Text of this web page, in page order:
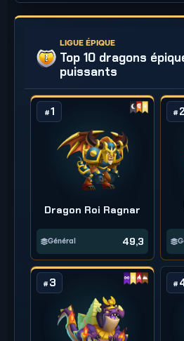
LIGUE ÉPIQUE
Top 10 dragons
puissants
#1
Dragon Roi Ragnar
Général 49,3
# 2
# 3 #